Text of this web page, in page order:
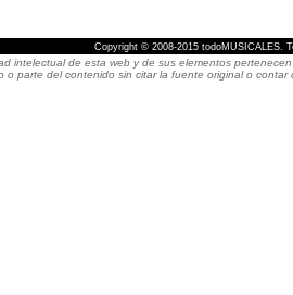
Copyright © 2008-2015 todoMUSICALES.
intelectual de esta web y de sus elementos
o parte del contenido sin citar la fuente original o